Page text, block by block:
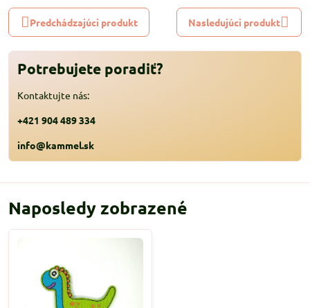
Predchádzajúci produkt Nasledujúci produkt
Potrebujete poradiť?
Kontaktujte nás:
+421 904 489 334
info@kammel.sk
Naposledy zobrazené